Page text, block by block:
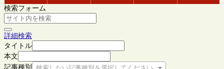
検索フォーム
詳細検索
タイトル
本文
記事種別